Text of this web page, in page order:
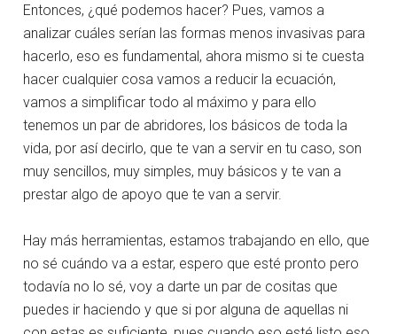
Entonces, ¿qué podemos hacer? Pues, vamos a
analizar cuáles serían las formas menos invasivas para
hacerlo, eso es fundamental, ahora mismo si te cuesta
hacer cualquier cosa vamos a reducir la ecuación,
vamos a simplificar todo al máximo y para ello
tenemos un par de abridores, los básicos de toda la
vida, por así decirlo, que te van a servir en tu caso, son
muy sencillos, muy simples, muy básicos y te van a
prestar algo de apoyo que te van a servir.
Hay más herramientas, estamos trabajando en ello, que
no sé cuándo va a estar, espero que esté pronto pero
todavía no lo sé, voy a darte un par de cositas que
puedes ir haciendo y que si por alguna de aquellas ni